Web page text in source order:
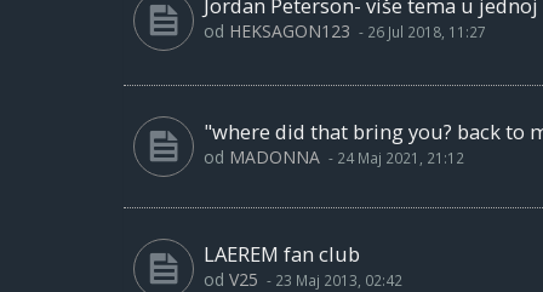
od HEKSAGON123 - 26 Jul 2018, 11:27
"where did that bring you? back to
od MADONNA - 24 Maj 2021, 21:12
LAEREM fan club
od V25 - 23 Maj 2013, 02:42